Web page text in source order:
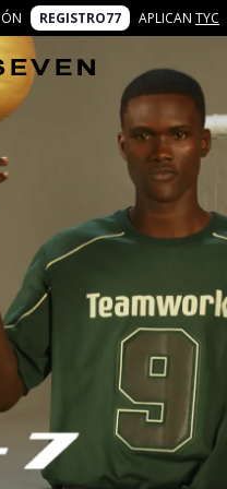
REGISTRO77 APLICAN TYC